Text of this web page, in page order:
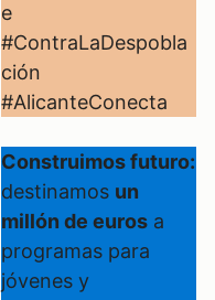
e
#ContraLaDespobla
ción
#AlicanteConecta
Construimos futuro:
destinamos un
millón de euros a
programas para
jóvenes y